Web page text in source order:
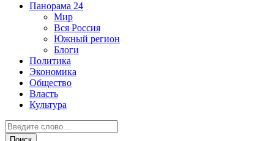
Панорама 24
Мир
Вся Россия
Южный регион
Блоги
Политика
Экономика
Общество
Власть
Культура